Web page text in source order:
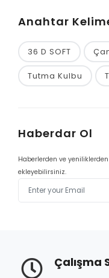
Anahtar
36 D SOFT
Tutma Kulbu
Haberdar Ol
Haberlerden ve
ekleyebilirsiniz.
Çalışma